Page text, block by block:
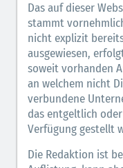
Das auf dieser
stammt
nicht explizit
ausgewiesen,
soweit vorhanden
an welchem nicht
verbundene
das entgeltlich
Verfügung gestellt
Die Redaktion ist